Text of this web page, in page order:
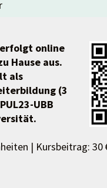
online
Hause aus.
als
(3
UBB
| Kursbeitrag: 30